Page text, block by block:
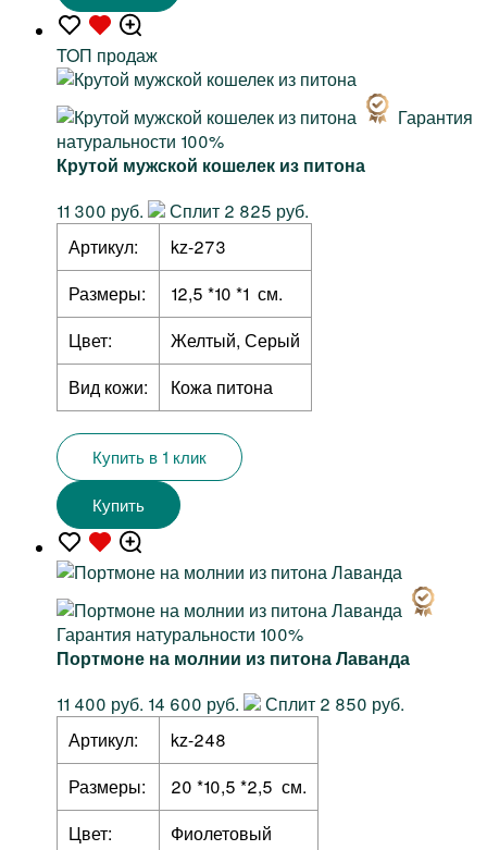
TOП продаж
Гарантия
натуральности 100%
Крутой мужской кошелек из питона
11 300 руб.
Сплит 2 825 руб.
Артикул:
kz-273
Размеры:
12,5 *10 *1 см.
Цвет:
Желтый, Серый
Вид кожи:
Кожа питона
Купить в 1 клик
Купить
Гарантия натуральности 100%
Портмоне на молнии из питона Лаванда
11 400 руб. 14 600 руб.
Сплит 2 850 руб.
Артикул:
kz-248
Размеры:
20 *10,5 *2,5 см.
Цвет:
Фиолетовый